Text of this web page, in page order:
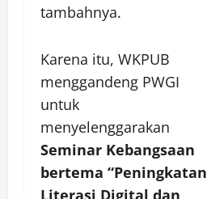
tambahnya.
Karena itu, WKPUB
menggandeng PWGI
untuk
menyelenggarakan
Seminar Kebangsaan
bertema “Peningkatan
Literasi Digital dan